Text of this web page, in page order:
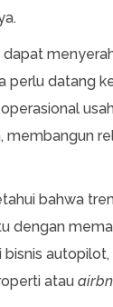
perlu datang
membangun
bahwa
dengan
autopilot,
atau